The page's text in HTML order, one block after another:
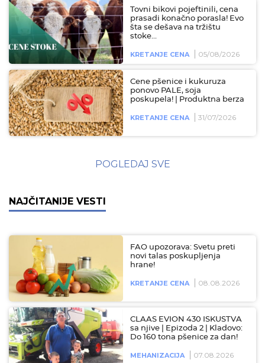
Tovni bikovi pojeftinili, cena
prasadi konačno porasla! Evo
šta se dešava na tržištu
stoke...
KRETANJE CENA 05/08/2026
Cene pšenice i kukuruza
ponovo PALE, soja
poskupela! | Produktna berza
KRETANJE CENA 31/07/2026
POGLEDAJ SVE
NAJČITANIJE VESTI
FAO upozorava: Svetu preti
novi talas poskupljenja
hrane!
KRETANJE CENA 08.08.2026
CLAAS EVION 430 ISKUSTVA
sa njive | Epizoda 2 | Kladovo:
Do 160 tona pšenice za dan!
MEHANIZACIJA 07.08.2026